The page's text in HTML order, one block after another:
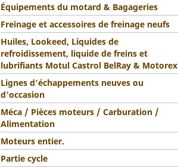
Équipements du motard & Bagageries
Freinage et accessoires de freinage neufs
Huiles, Lookeed, Liquides de
refroidissement, liquide de freins et
lubrifiants Motul Castrol BelRay & Motorex
Lignes d'échappements neuves ou
d'occasion
Méca / Pièces moteurs / Carburation /
Alimentation
Moteurs entier.
Partie cycle